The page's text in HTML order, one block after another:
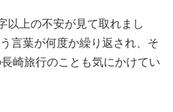
以上の不安が見て取れまし
言葉が何度か繰り返され、そ
崎旅行のことも気にかけてい